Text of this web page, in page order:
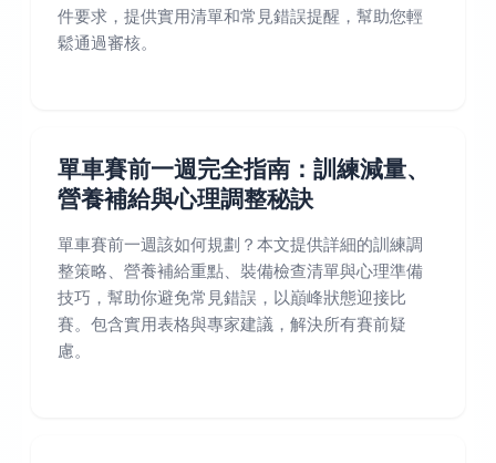
件要求，提供實用清單和常見錯誤提醒，幫助您輕
鬆通過審核。
單車賽前一週完全指南：訓練減量、
營養補給與心理調整秘訣
單車賽前一週該如何規劃？本文提供詳細的訓練調
整策略、營養補給重點、裝備檢查清單與心理準備
技巧，幫助你避免常見錯誤，以巔峰狀態迎接比
賽。包含實用表格與專家建議，解決所有賽前疑
慮。